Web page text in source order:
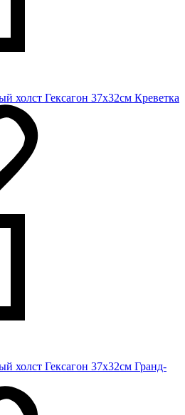
холст Гексагон 37х32см Креветка
холст Гексагон 37х32см Гранд-